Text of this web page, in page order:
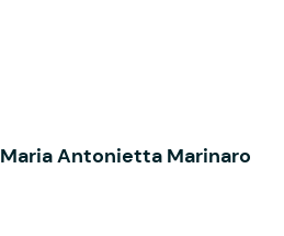
Maria Antonietta Marinaro